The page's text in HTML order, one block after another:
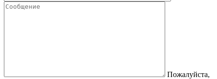
Пожалуйста,